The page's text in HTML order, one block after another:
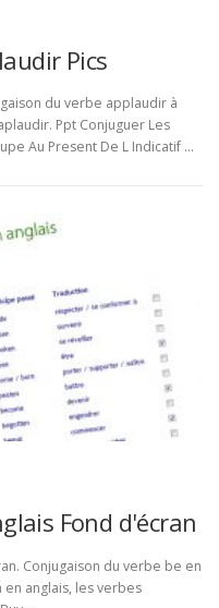
Pics
du verbe applaudir à
Ppt Conjuguer Les
Au Present De L Indicatif …
Fond d'écran
Conjugaison du verbe be en
anglais, les verbes